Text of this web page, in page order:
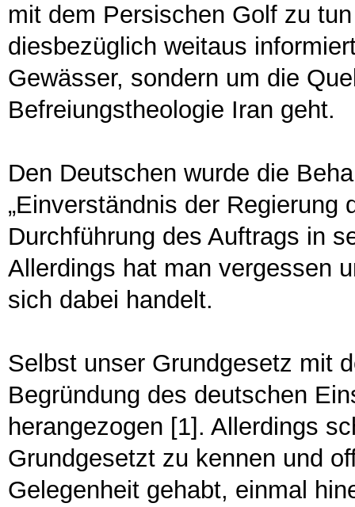
mit dem Persischen Golf zu
diesbezüglich weitaus
Gewässer, sondern um die
Befreiungstheologie Iran geht.
Den Deutschen wurde die
„Einverständnis der Regierung
Durchführung des Auftrags in
Allerdings hat man vergessen
sich dabei handelt.
Selbst unser Grundgesetz mit
Begründung des deutschen
herangezogen [1]. Allerdings
Grundgesetzt zu kennen und
Gelegenheit gehabt, einmal